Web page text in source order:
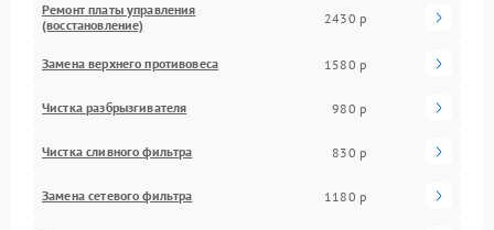
Ремонт платы управления
(восстановление)
2430 р
Замена верхнего противовеса 1580 р
Чистка разбрызгивателя 980 р
Чистка сливного фильтра 830 р
Замена сетевого фильтра 1180 р